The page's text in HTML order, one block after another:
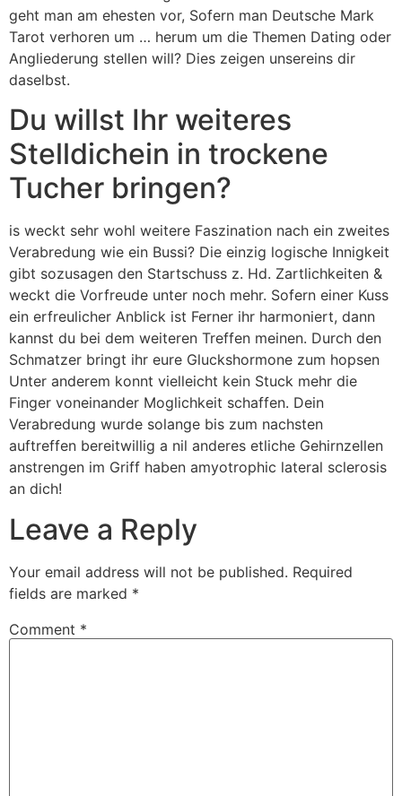
geht man am ehesten vor, Sofern man Deutsche Mark
Tarot verhoren um … herum um die Themen Dating oder
Angliederung stellen will? Dies zeigen unsereins dir
daselbst.
Du willst Ihr weiteres
Stelldichein in trockene
Tucher bringen?
is weckt sehr wohl weitere Faszination nach ein zweites
Verabredung wie ein Bussi? Die einzig logische Innigkeit
gibt sozusagen den Startschuss z. Hd. Zartlichkeiten &
weckt die Vorfreude unter noch mehr. Sofern einer Kuss
ein erfreulicher Anblick ist Ferner ihr harmoniert, dann
kannst du bei dem weiteren Treffen meinen. Durch den
Schmatzer bringt ihr eure Gluckshormone zum hopsen
Unter anderem konnt vielleicht kein Stuck mehr die
Finger voneinander Moglichkeit schaffen. Dein
Verabredung wurde solange bis zum nachsten
auftreffen bereitwillig a nil anderes etliche Gehirnzellen
anstrengen im Griff haben amyotrophic lateral sclerosis
an dich!
Leave a Reply
Your email address will not be published. Required
fields are marked *
Comment *